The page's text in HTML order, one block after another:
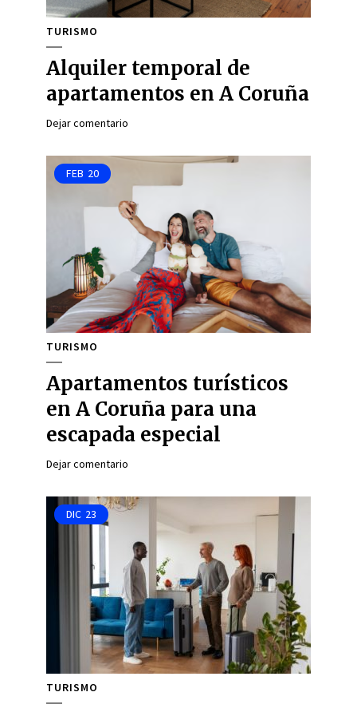
TURISMO
Alquiler temporal de
apartamentos en A Coruña
Dejar comentario
FEB 20
TURISMO
Apartamentos turísticos
en A Coruña para una
escapada especial
Dejar comentario
DIC 23
TURISMO